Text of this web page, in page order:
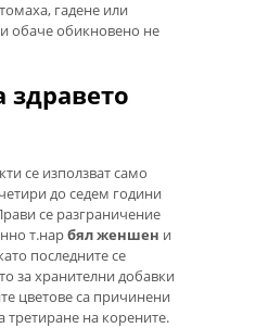
гадене или
обаче обикновено не
здравето
се използват само
до седем години
се разграничение
т.нарбял женшен и
последните се
за хранителни добавки
цветове са причинени
третиране на корените.